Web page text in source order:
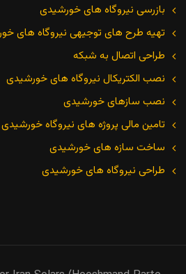
بازرسی نیروگاه های خورشیدی
تهیه طرح های توجیهی نیروگاه های
طراحی اتصال به شبکه
نصب الکتریکال نیروگاه های خورشیدی
نصب سازهای خورشیدی
تامین مالی پروژه های نیروگاه خورشیدی
ساخت سازه های خورشیدی
طراحی نیروگاه های خورشیدی